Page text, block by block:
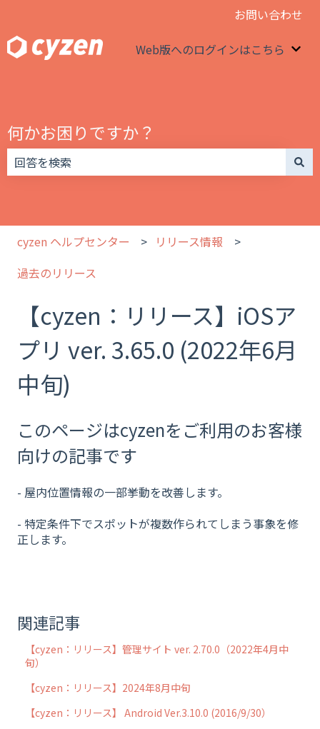
お問い合わせ
Web版へのログインはこちら
何かお困りですか？
cyzen ヘルプセンター
リリース情報
過去のリリース
【cyzen：リリース】iOSア
プリ ver. 3.65.0 (2022年6月
中旬)
このページはcyzenをご利用のお客様
向けの記事です
- 屋内位置情報の一部挙動を改善します。
- 特定条件下でスポットが複数作られてしまう事象を修
正します。
関連記事
【cyzen：リリース】管理サイト ver. 2.70.0（2022年4月中
旬）
【cyzen：リリース】2024年8月中旬
【cyzen：リリース】 Android Ver.3.10.0 (2016/9/30）